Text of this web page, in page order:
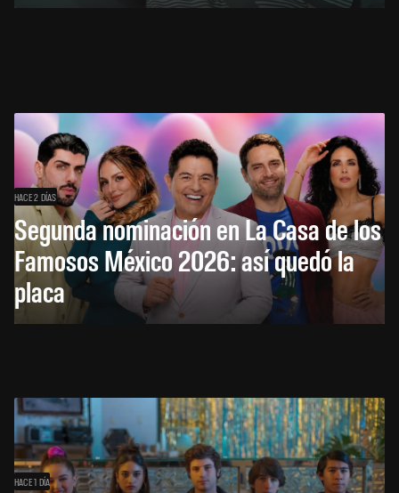
HACE 2 DÍAS
Segunda nominación en La Casa de los
Famosos México 2026: así quedó la
placa
HACE 1 DÍA